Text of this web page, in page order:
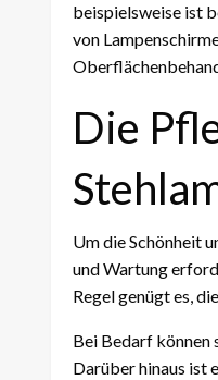
beispielsweise ist
von
Die
Um die Schönheit
und Wartung
Regel genügt es,
Bei Bedarf können
Darüber hinaus ist